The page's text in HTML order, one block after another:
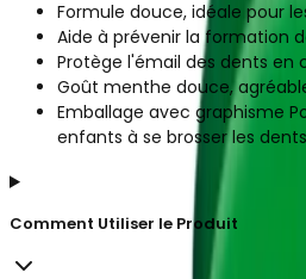
Formule douce, idéale pour
Aide à prévenir la formation
Protège l'émail des dents en
Goût menthe douce,
Emballage avec graphisme
enfants à se brosser les
Comment Utiliser le Produit